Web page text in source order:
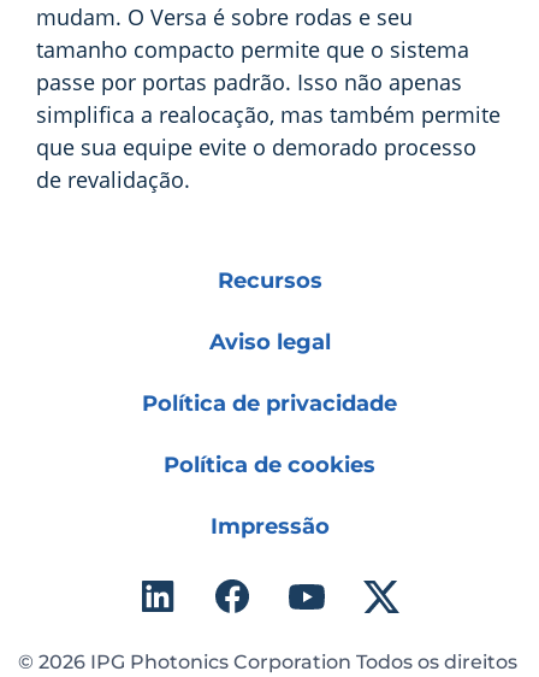
mudam. O Versa é sobre rodas e seu
tamanho compacto permite que o sistema
passe por portas padrão. Isso não apenas
simplifica a realocação, mas também permite
que sua equipe evite o demorado processo
de revalidação.
Recursos
Aviso legal
Política de privacidade
Política de cookies
Impressão
© 2026 IPG Photonics Corporation Todos os direitos